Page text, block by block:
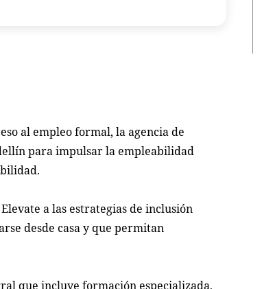
al empleo formal, la agencia de
para impulsar la empleabilidad
a las estrategias de inclusión
desde casa y que permitan
que incluye formación especializada,